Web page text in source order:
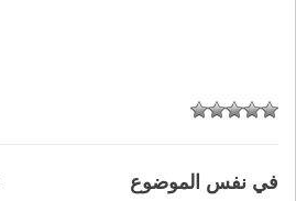
في نفس الموضوع